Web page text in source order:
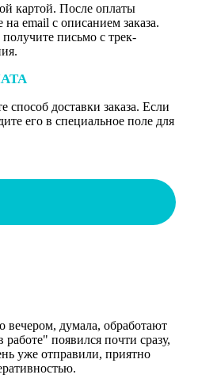
картой. После оплаты
email с описанием заказа.
письмо с трек-
способ доставки заказа. Если
его в специальное поле для
вечером, думала, обработают
появился почти сразу,
уже отправили, приятно